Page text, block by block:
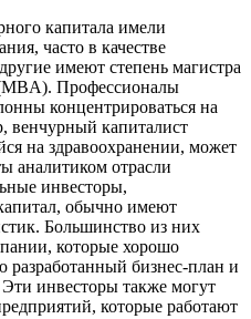
капитала имели
часто в качестве
имеют степень магистра
Профессионалы
концентрироваться на
венчурный капиталист
на здравоохранении, может
аналитиком отрасли
инвесторы,
обычно имеют
Большинство из них
которые хорошо
бизнес-план и
инвесторы также могут
которые работают